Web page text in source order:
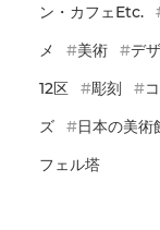
ン・カフェetc.
メ
美術 デ
12区
彫刻
ズ
日本の美術
フェル塔